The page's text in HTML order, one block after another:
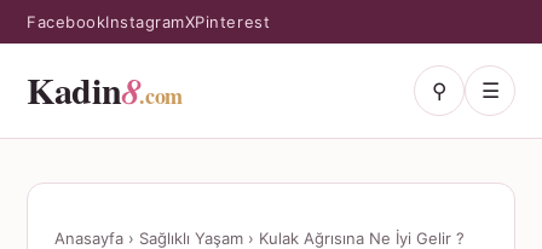
FacebookInstagramXPinterest
Kadin8.com ⚲ ☰
Anasayfa › Sağlıklı Yaşam › Kulak Ağrısına Ne İyi Gelir ?